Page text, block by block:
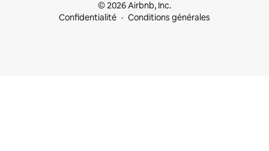
© 2026 Airbnb, Inc.
Confidentialité
Conditions générales